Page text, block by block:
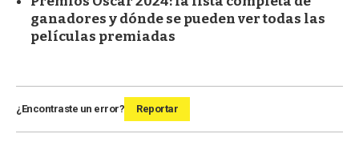
ganadores y dónde se pueden ver todas las
películas premiadas
¿Encontraste un error? Reportar